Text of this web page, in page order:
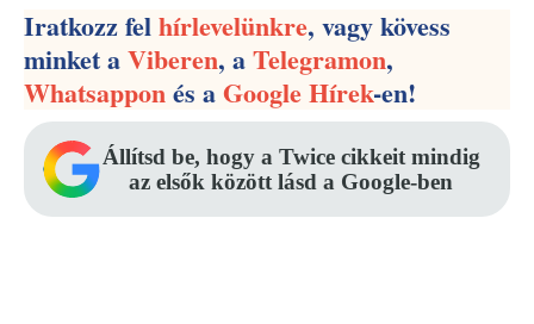
Iratkozz felhírlevelünkre, vagy kövess
minket aViberen, aTelegramon,
Whatsapponés aGoogle Hírek-en!
Állítsd be, hogy a Twice cikkeit mindig
az elsők között lásd a Google-ben